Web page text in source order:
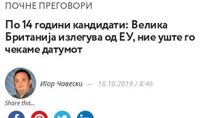
ПОЧНЕ ПРЕГОВОРИ
По 14 години кандидати: Велика
Британија излегува од ЕУ, ние уште го
чекаме датумот
Игор Чавески 18.10.2019 / 8:46
Share this...